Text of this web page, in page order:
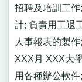
招聘及培訓工
計; 負責用工退
人事報表的製
XXX月 XXX大
用各種辦公軟